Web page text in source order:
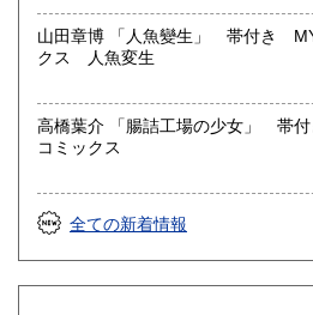
山田章博 「人魚變生」 帯付き
クス 人魚変生
高橋葉介 「腸詰工場の少女」 帯
コミックス
全ての新着情報